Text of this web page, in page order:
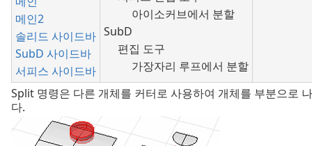
메인2
솔리드 사이드바
SubD 사이드바
서피스 사이드바
아이소커브에서 분할
SubD
편집 도구
가장자리 루프에서 분할
Split 명령은 다른 개체를 커터로 사용하여 개체를 부분으로
다.